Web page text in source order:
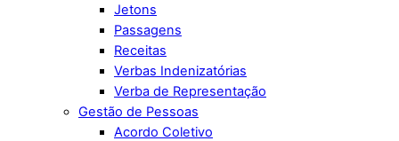
Jetons
Passagens
Receitas
Verbas Indenizatórias
Verba de Representação
Gestão de Pessoas
Acordo Coletivo